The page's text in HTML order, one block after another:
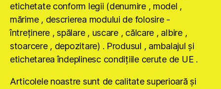
etichetate conform legii (denumire , model ,
mărime , descrierea modului de folosire -
întreţinere , spălare , uscare , călcare , albire ,
stoarcere , depozitare) . Produsul , ambalajul şi
etichetarea îndeplinesc condiţiile cerute de UE .
Articolele noastre sunt de calitate superioară şi